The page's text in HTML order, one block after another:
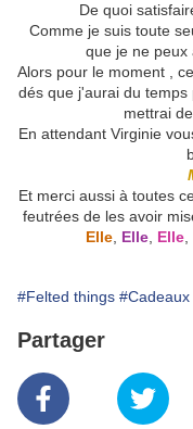
De quoi
Comme je suis toute
que je ne peux
Alors pour le moment ,
dés que j'aurai du
mettrai
En attendant Virginie
Et merci aussi à toutes
feutrées de les avoir
Elle, Elle, Elle,
#Felted things
Partager